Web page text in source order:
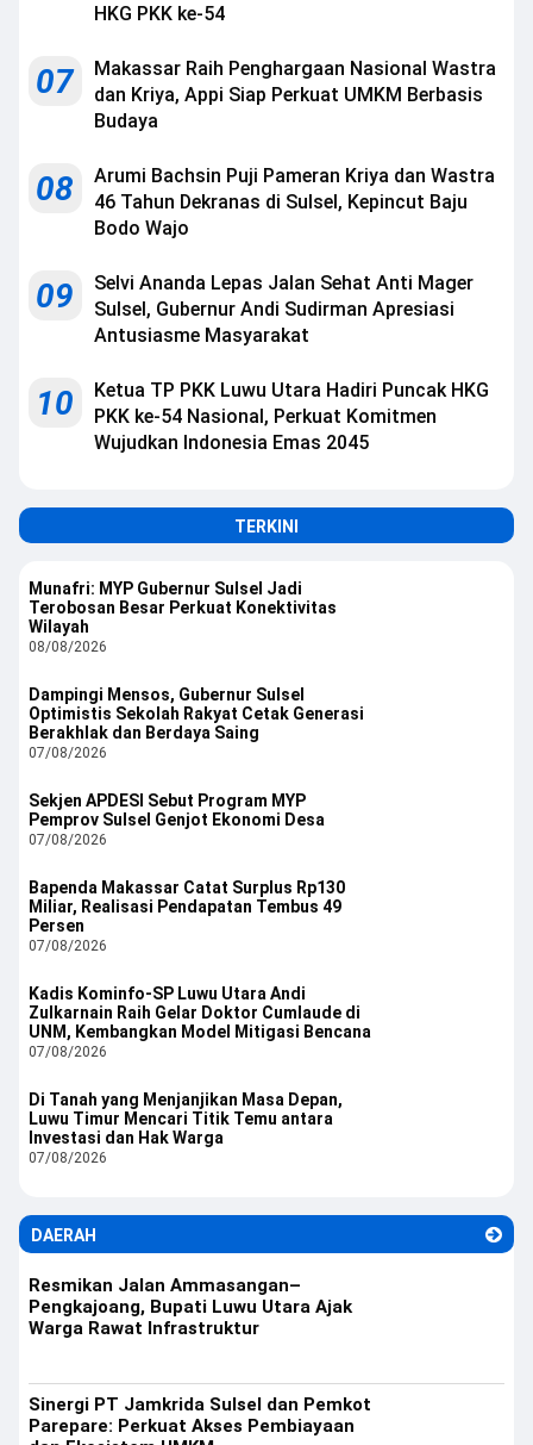
HKG PKK ke-54
07
Makassar Raih Penghargaan Nasional Wastra
dan Kriya, Appi Siap Perkuat UMKM Berbasis
Budaya
08
Arumi Bachsin Puji Pameran Kriya dan Wastra
46 Tahun Dekranas di Sulsel, Kepincut Baju
Bodo Wajo
09
Selvi Ananda Lepas Jalan Sehat Anti Mager
Sulsel, Gubernur Andi Sudirman Apresiasi
Antusiasme Masyarakat
10
Ketua TP PKK Luwu Utara Hadiri Puncak HKG
PKK ke-54 Nasional, Perkuat Komitmen
Wujudkan Indonesia Emas 2045
TERKINI
Munafri: MYP Gubernur Sulsel Jadi
Terobosan Besar Perkuat Konektivitas
Wilayah
08/08/2026
Dampingi Mensos, Gubernur Sulsel
Optimistis Sekolah Rakyat Cetak Generasi
Berakhlak dan Berdaya Saing
07/08/2026
Sekjen APDESI Sebut Program MYP
Pemprov Sulsel Genjot Ekonomi Desa
07/08/2026
Bapenda Makassar Catat Surplus Rp130
Miliar, Realisasi Pendapatan Tembus 49
Persen
07/08/2026
Kadis Kominfo-SP Luwu Utara Andi
Zulkarnain Raih Gelar Doktor Cumlaude di
UNM, Kembangkan Model Mitigasi Bencana
07/08/2026
Di Tanah yang Menjanjikan Masa Depan,
Luwu Timur Mencari Titik Temu antara
Investasi dan Hak Warga
07/08/2026
DAERAH
Resmikan Jalan Ammasangan–
Pengkajoang, Bupati Luwu Utara Ajak
Warga Rawat Infrastruktur
Sinergi PT Jamkrida Sulsel dan Pemkot
Parepare: Perkuat Akses Pembiayaan